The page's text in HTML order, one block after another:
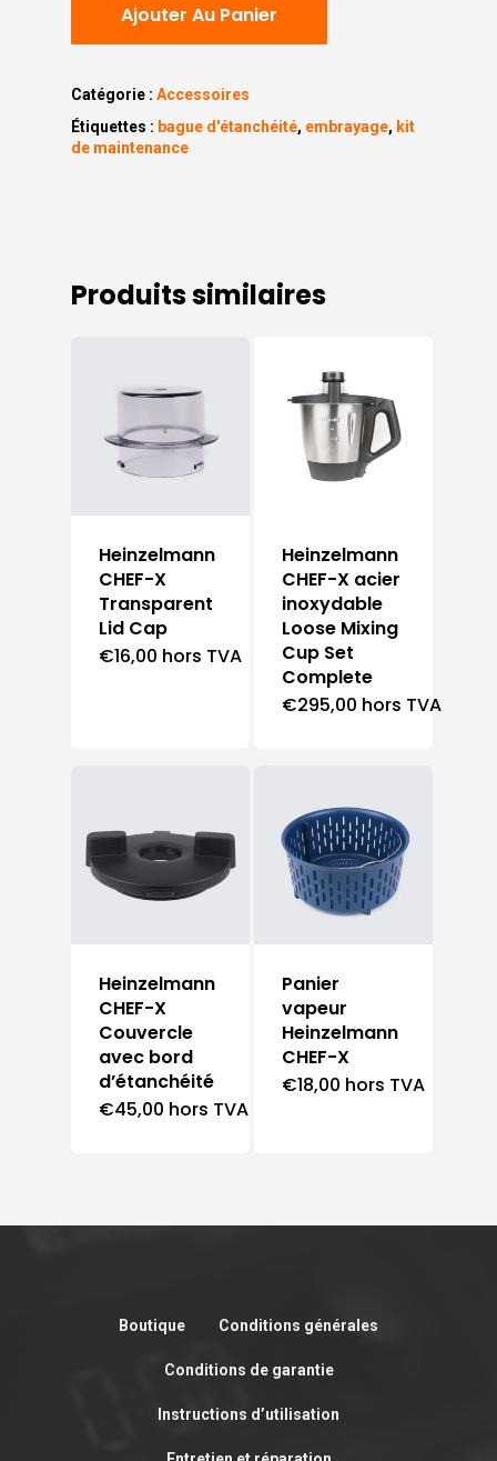
Ajouter Au Panier
Catégorie : Accessoires
Étiquettes : bague d'étanchéité, embrayage, kit
de maintenance
Produits similaires
Heinzelmann
CHEF-X
Transparent
Lid Cap
€16,00 hors TVA
Heinzelmann
CHEF-X acier
inoxydable
Loose Mixing
Cup Set
Complete
€295,00 hors TVA
Heinzelmann
CHEF-X
Couvercle
avec bord
d’étanchéité
€45,00 hors TVA
Panier
vapeur
Heinzelmann
CHEF-X
€18,00 hors TVA
Boutique Conditions générales
Conditions de garantie
Instructions d’utilisation